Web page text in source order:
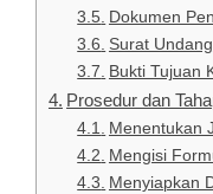
Dokumen
Surat
Bukti Tujuan
Prosedur dan
Menentukan
Mengisi
Menyiapkan